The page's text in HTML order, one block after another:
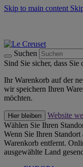
Skip to main content
Suchen
Sind Sie sicher, dass
Ihr Warenkorb auf der
wir speichern Ihren
möchten.
Hier bleiben
Website
Wählen Sie Ihren
Wenn Sie Ihren
Warenkorb entfernt.
ausgewählte Land